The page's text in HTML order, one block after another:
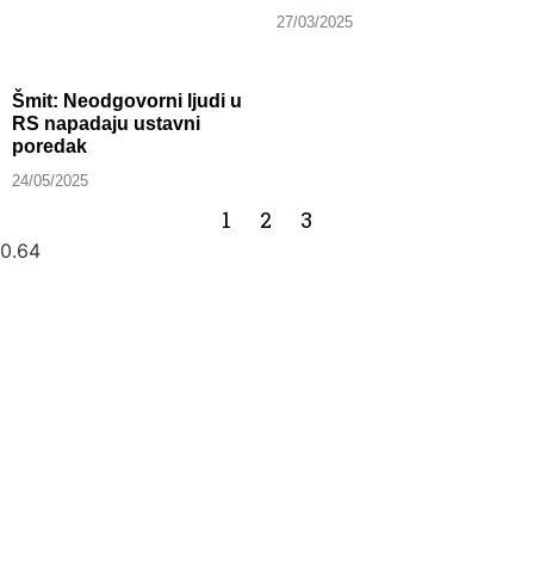
Šmit: Neodgovorni ljudi u
RS napadaju ustavni
poredak
24/05/2025
27/03/2025
1 2 3